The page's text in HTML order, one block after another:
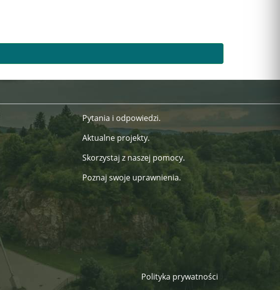
Pytania i odpowiedzi.
Aktualne projekty.
Skorzystaj z naszej pomocy.
Poznaj swoje uprawnienia.
Polityka prywatności